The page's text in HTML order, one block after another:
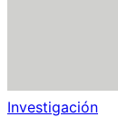
Investigación